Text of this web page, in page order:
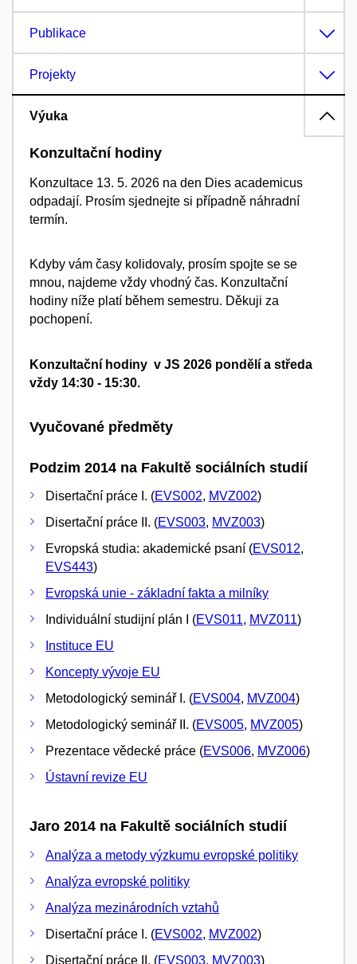
Publikace
Projekty
Výuka
Konzultační hodiny
Konzultace 13. 5. 2026 na den Dies academicus
odpadají. Prosím sjednejte si případně náhradní
termín.
Kdyby vám časy kolidovaly, prosím spojte se se
mnou, najdeme vždy vhodný čas. Konzultační
hodiny níže platí během semestru. Děkuji za
pochopení.
Konzultační hodiny v JS 2026 pondělí a středa
vždy 14:30 - 15:30.
Vyučované předměty
Podzim 2014 na Fakultě sociálních studií
Disertační práce I. (EVS002, MVZ002)
Disertační práce II. (EVS003, MVZ003)
Evropská studia: akademické psaní (EVS012,
EVS443)
Evropská unie - základní fakta a milníky
Individuální studijní plán I (EVS011, MVZ011)
Instituce EU
Koncepty vývoje EU
Metodologický seminář I. (EVS004, MVZ004)
Metodologický seminář II. (EVS005, MVZ005)
Prezentace vědecké práce (EVS006, MVZ006)
Ústavní revize EU
Jaro 2014 na Fakultě sociálních studií
Analýza a metody výzkumu evropské politiky
Analýza evropské politiky
Analýza mezinárodních vztahů
Disertační práce I. (EVS002, MVZ002)
Disertační práce II. (EVS003, MVZ003)